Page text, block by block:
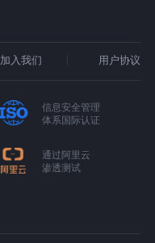
加入我们 用户协议
信息安全管理
体系国际认证
通过阿里云
渗透测试